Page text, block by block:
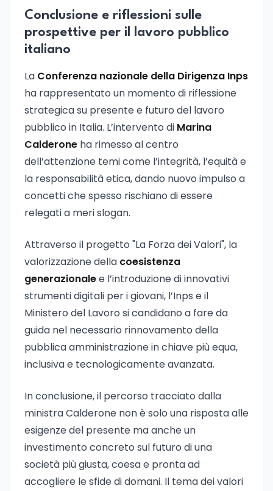
Conclusione e riflessioni sulle
prospettive per il lavoro pubblico
italiano
La Conferenza nazionale della Dirigenza Inps
ha rappresentato un momento di riflessione
strategica su presente e futuro del lavoro
pubblico in Italia. L’intervento di Marina
Calderone ha rimesso al centro
dell’attenzione temi come l’integrità, l’equità e
la responsabilità etica, dando nuovo impulso a
concetti che spesso rischiano di essere
relegati a meri slogan.
Attraverso il progetto "La Forza dei Valori", la
valorizzazione della coesistenza
generazionalee l’introduzione di innovativi
strumenti digitali per i giovani, l’Inps e il
Ministero del Lavoro si candidano a fare da
guida nel necessario rinnovamento della
pubblica amministrazione in chiave più equa,
inclusiva e tecnologicamente avanzata.
In conclusione, il percorso tracciato dalla
ministra Calderone non è solo una risposta alle
esigenze del presente ma anche un
investimento concreto sul futuro di una
società più giusta, coesa e pronta ad
accogliere le sfide di domani. Il tema dei valori